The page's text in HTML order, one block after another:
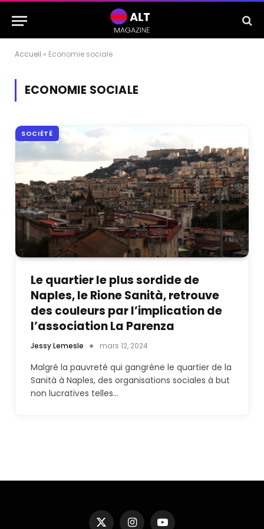
Accueil » Economie sociale
ECONOMIE SOCIALE
SOCIÉTÉ
Le quartier le plus sordide de
Naples, le Rione Sanità, retrouve
des couleurs par l’implication de
l’association La Parenza
Jessy Lemesle mars 12, 2024
Malgré la pauvreté qui gangrène le quartier de la
Sanità à Naples, des organisations sociales à but
non lucratives telles…